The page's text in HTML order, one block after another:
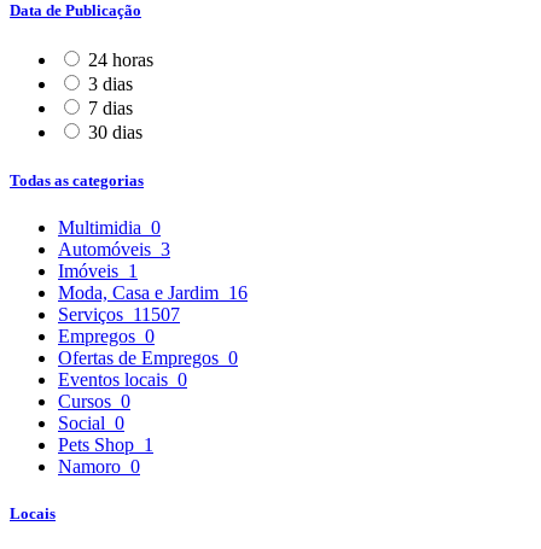
Data de Publicação
24 horas
3 dias
7 dias
30 dias
Todas as categorias
Multimidia 0
Automóveis 3
Imóveis 1
Moda, Casa e Jardim 16
Serviços 11507
Empregos 0
Ofertas de Empregos 0
Eventos locais 0
Cursos 0
Social 0
Pets Shop 1
Namoro 0
Locais